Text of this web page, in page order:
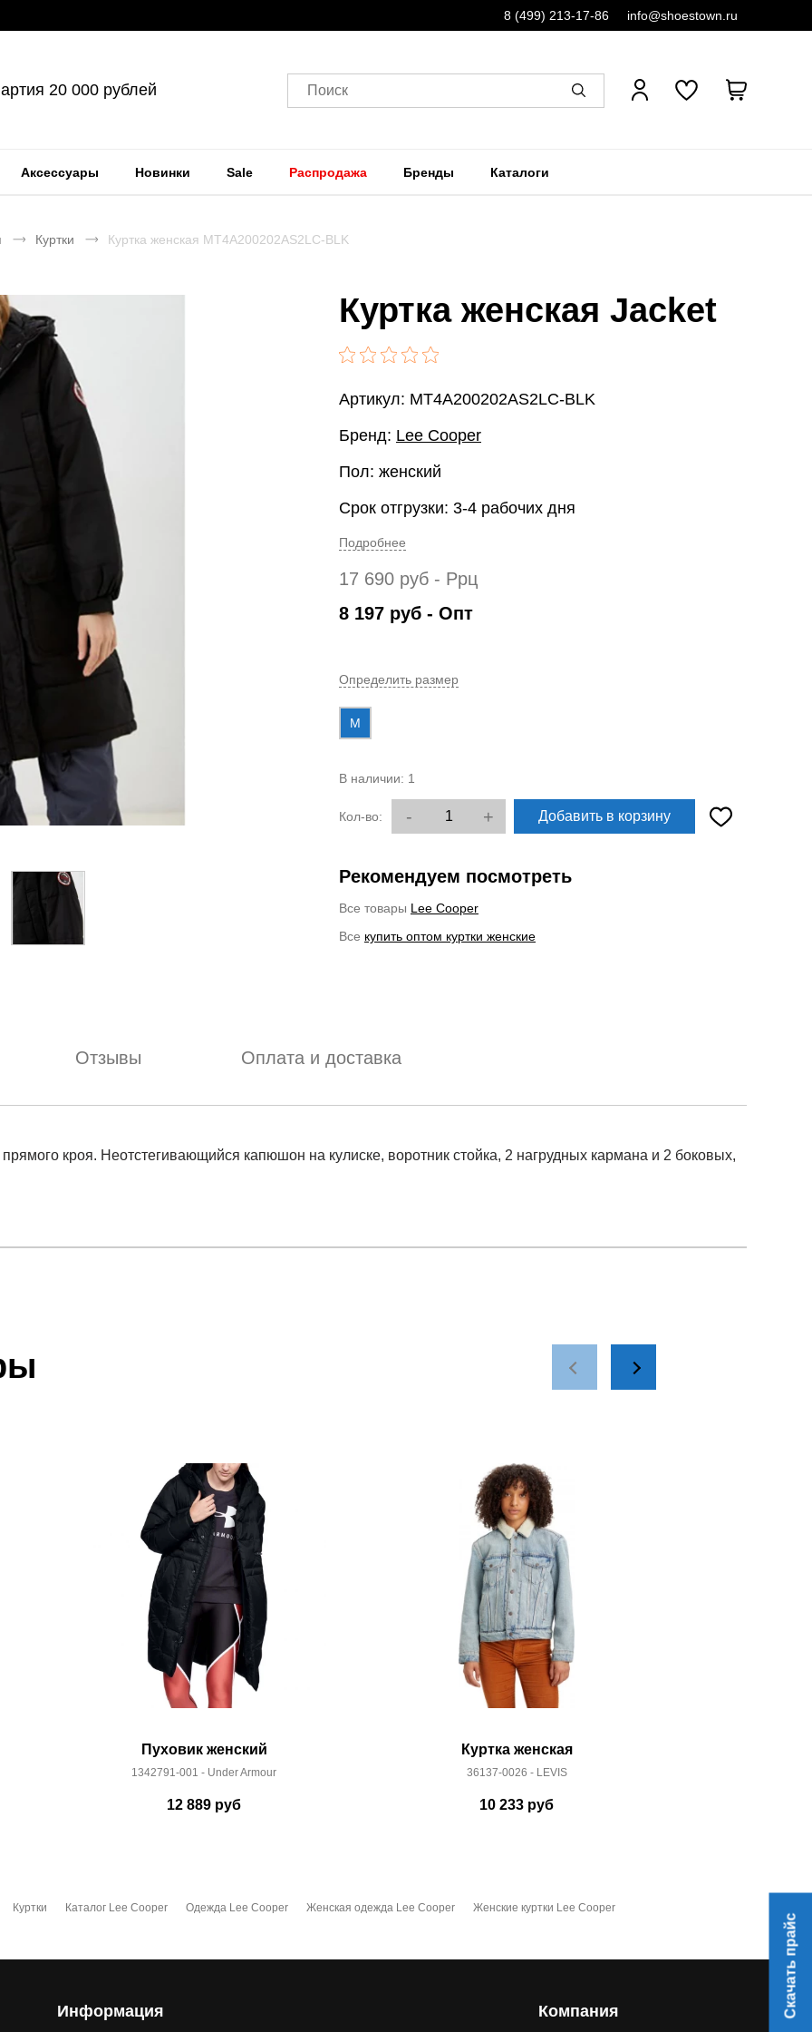
8 (499) 213-17-86 info@shoestown.ru
20 000 рублей Поиск
Аксессуары Новинки Sale Распродажа Бренды Каталоги
Куртки Куртка женская MT4A200202AS2LC-BLK
Куртка женская Jacket
Артикул: MT4A200202AS2LC-BLK
Бренд: Lee Cooper
Пол: женский
Срок отгрузки: 3-4 рабочих дня
Подробнее
17 690 руб - Ррц
8 197 руб - Опт
Определить размер
M
В наличии: 1
Кол-во: - + Добавить в корзину
Рекомендуем посмотреть
Все товары Lee Cooper
Все купить оптом куртки женские
Отзывы Оплата и доставка
кроя. Неотстегивающийся капюшон на кулиске, воротник стойка, 2 нагрудных кармана и 2 боковых,
доставки
Пуховик женский
1342791-001 - Under Armour
12 889 руб
Куртка женская
36137-0026 - LEVIS
10 233 руб
Куртки Каталог Lee Cooper Одежда Lee Cooper Женская одежда Lee Cooper Женские куртки Lee Cooper
Информация Компания Скачать прайс